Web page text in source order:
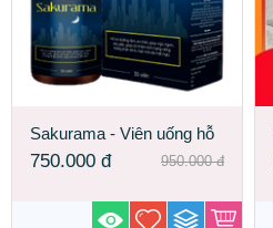
Sakurama - Viên uống hỗ
trợ điều trị mất ngủ và giúp
ngủ ngon
750.000 đ 950.000 đ